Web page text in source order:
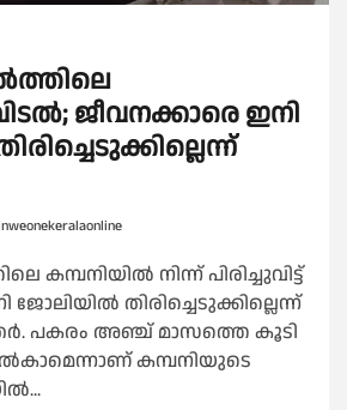
ജീവനക്കാരെ ഇനി
കമ്പനിയിൽ നിന്ന് പിരിച്ചുവിട്ട്
ജോലിയിൽ തിരിച്ചെടുക്കില്ലെന്ന്
പകരം അഞ്ച് മാസത്തെ കൂടി
കമ്പനിയുടെ